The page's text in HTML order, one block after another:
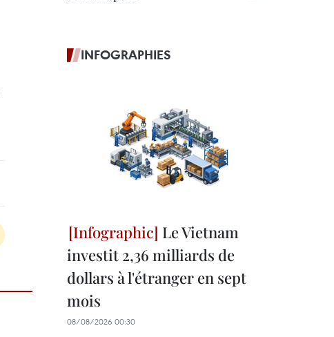
INFOGRAPHIES
Le Vietnam
investit 2,36 milliards de
dollars à l'étranger en sept
mois
08/08/2026 00:30